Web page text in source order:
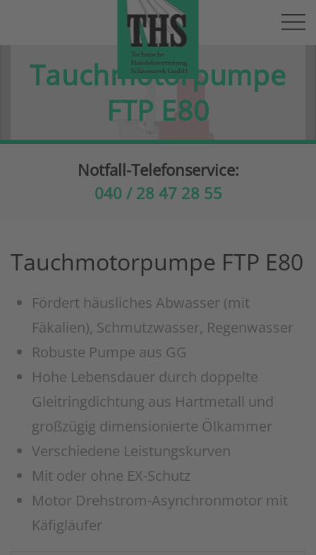
Skip to main content
Tauchmotorpumpe
FTP E80
Notfall-Telefonservice:
040 / 28 47 28 55
Tauchmotorpumpe FTP E80
Fördert häusliches Abwasser (mit
Fäkalien), Schmutzwasser, Regenwasser
Robuste Pumpe aus GG
Hohe Lebensdauer durch doppelte
Gleitringdichtung aus Hartmetall und
großzügig dimensionierte Ölkammer
Verschiedene Leistungskurven
Mit oder ohne EX-Schutz
Motor Drehstrom-Asynchronmotor mit
Käfigläufer